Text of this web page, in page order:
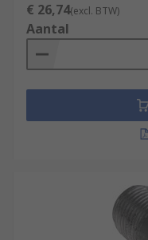
€ 26,74(excl. BTW)
Aantal